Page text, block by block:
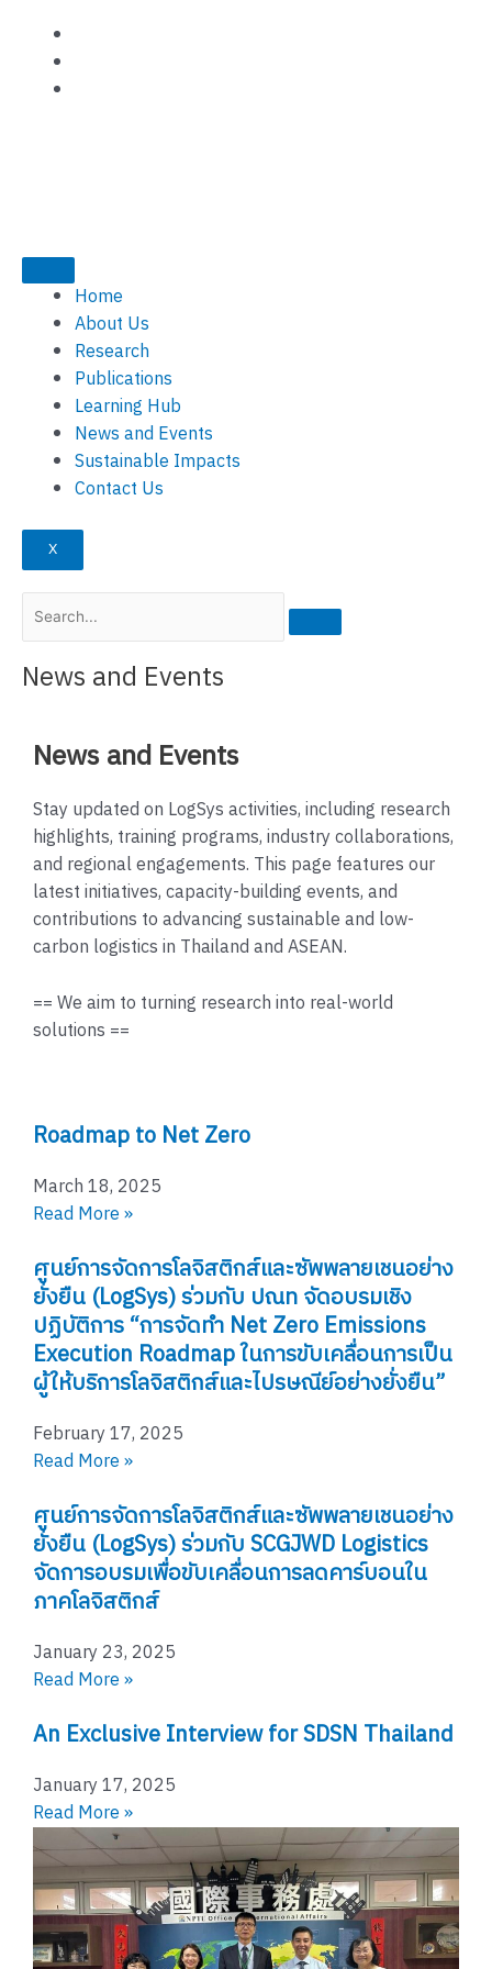
content
Home
About Us
Research
Publications
Learning Hub
News and Events
Sustainable Impacts
Contact Us
X
News and Events
News and Events
Stay updated on LogSys activities, including research
highlights, training programs, industry collaborations,
and regional engagements. This page features our
latest initiatives, capacity-building events, and
contributions to advancing sustainable and low-
carbon logistics in Thailand and ASEAN.
== We aim to turning research into real-world
solutions ==
Roadmap to Net Zero
March 18, 2025
Read More »
ศูนย์การจัดการโลจิสติกส์และซัพพลายเชนอย่าง
ยั่งยืน (LogSys) ร่วมกับ ปณท จัดอบรมเชิง
ปฏิบัติการ “การจัดทำ Net Zero Emissions
Execution Roadmap ในการขับเคลื่อนการเป็น
ผู้ให้บริการโลจิสติกส์และไปรษณีย์อย่างยั่งยืน”
February 17, 2025
Read More »
ศูนย์การจัดการโลจิสติกส์และซัพพลายเชนอย่าง
ยั่งยืน (LogSys) ร่วมกับ SCGJWD Logistics
จัดการอบรมเพื่อขับเคลื่อนการลดคาร์บอนใน
ภาคโลจิสติกส์
January 23, 2025
Read More »
An Exclusive Interview for SDSN Thailand
January 17, 2025
Read More »
a
e
a
e
a
e
aa